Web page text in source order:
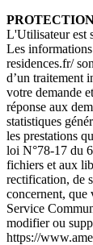
L'Utilisateur est
Les
residences.fr/
d’un traitement
votre demande
réponse aux
statistiques
les prestations
loi N°78-17 du
fichiers et aux
rectification, de
concernent, que
Service
modifier ou
https://